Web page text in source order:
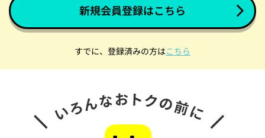
新規会員登録はこちら
すでに、登録済みの方はこちら